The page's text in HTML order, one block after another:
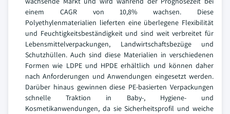
einem CAGR von 10,8% wachsen. Diese
Polyethylenmaterialien lieferten eine überlegene Flexibilität
und Feuchtigkeitsbeständigkeit und sind weit verbreitet für
Lebensmittelverpackungen, Landwirtschaftsbezüge und
Schutzhüllen. Auch sind diese Materialien in verschiedenen
Formen wie LDPE und HPDE erhältlich und können daher
nach Anforderungen und Anwendungen eingesetzt werden.
Darüber hinaus gewinnen diese PE-basierten Verpackungen
schnelle Traktion in Baby-, Hygiene- und
Kosmetikanwendungen, da sie Sicherheitsprofil und weiche